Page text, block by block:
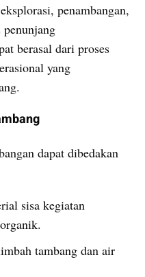
penambangan,
berasal dari proses
yang
dapat dibedakan
sisa kegiatan
tambang dan air